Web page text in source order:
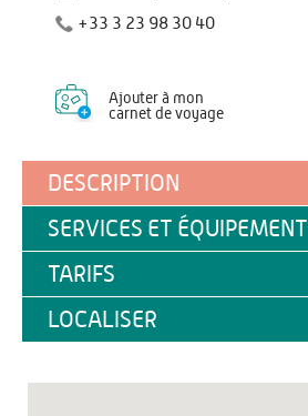
+33 3 23 98 30 40
Ajouter à mon
carnet de voyage
DESCRIPTION
SERVICES ET ÉQUIPEMENT
TARIFS
LOCALISER